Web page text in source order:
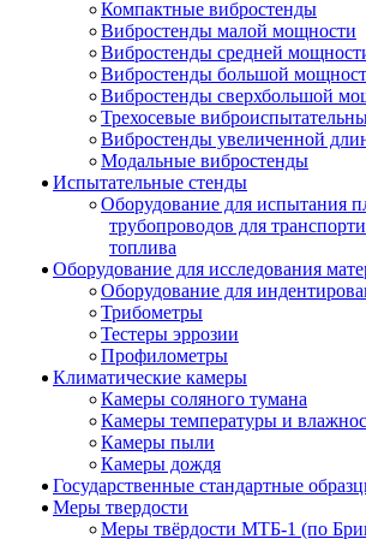
Компактные вибростенды
Вибростенды малой мощности
Вибростенды средней
Вибростенды большой
Вибростенды сверхбольшой
Трехосевые
Вибростенды увеличенной
Модальные вибростенды
Испытательные стенды
Оборудование для испытания
трубопроводов для
топлива
Оборудование для исследования
Оборудование для
Трибометры
Тестеры эррозии
Профилометры
Климатические камеры
Камеры соляного тумана
Камеры температуры и
Камеры пыли
Камеры дождя
Государственные стандартные
Меры твердости
Меры твёрдости МТБ-1 (по